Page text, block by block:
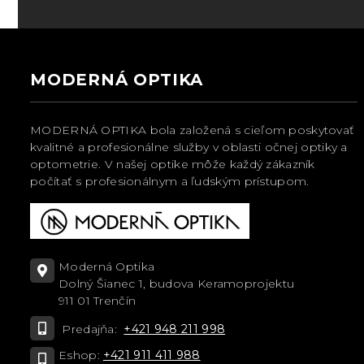
MODERNÁ OPTIKA
MODERNÁ OPTIKA bola založená s cieľom poskytovať
kvalitné a profesionálne služby v oblasti očnej optiky a
optometrie. V našej optike môže každý zákazník
počítať s profesionálnym a ľudským prístupom.
Moderná Optika
Dolný Šianec 1, budova Keramoprojektu
911 01 Trenčín
Predajňa: +421 948 211 998
Eshop: +421 911 411 988